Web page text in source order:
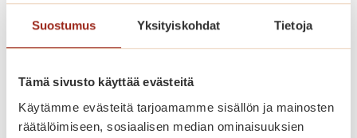
Suostumus Yksityiskohdat Tietoja
Tämä sivusto käyttää evästeitä
Käytämme evästeitä tarjoamamme sisällön ja mainosten
räätälöimiseen, sosiaalisen median ominaisuuksien
t
e
t
t
Lomaonnea
Lue lisää
L